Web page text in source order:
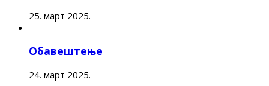
25. март 2025.
Обавештење
24. март 2025.